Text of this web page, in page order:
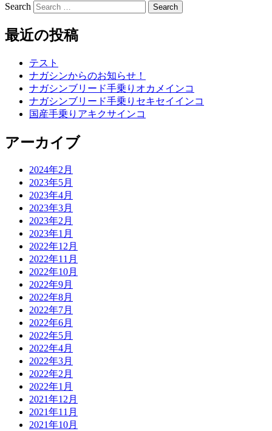
Search
最近の投稿
テスト
ナガシンからのお知らせ！
ナガシンブリード手乗りオカメインコ
ナガシンブリード手乗りセキセイインコ
国産手乗りアキクサインコ
アーカイブ
2024年2月
2023年5月
2023年4月
2023年3月
2023年2月
2023年1月
2022年12月
2022年11月
2022年10月
2022年9月
2022年8月
2022年7月
2022年6月
2022年5月
2022年4月
2022年3月
2022年2月
2022年1月
2021年12月
2021年11月
2021年10月